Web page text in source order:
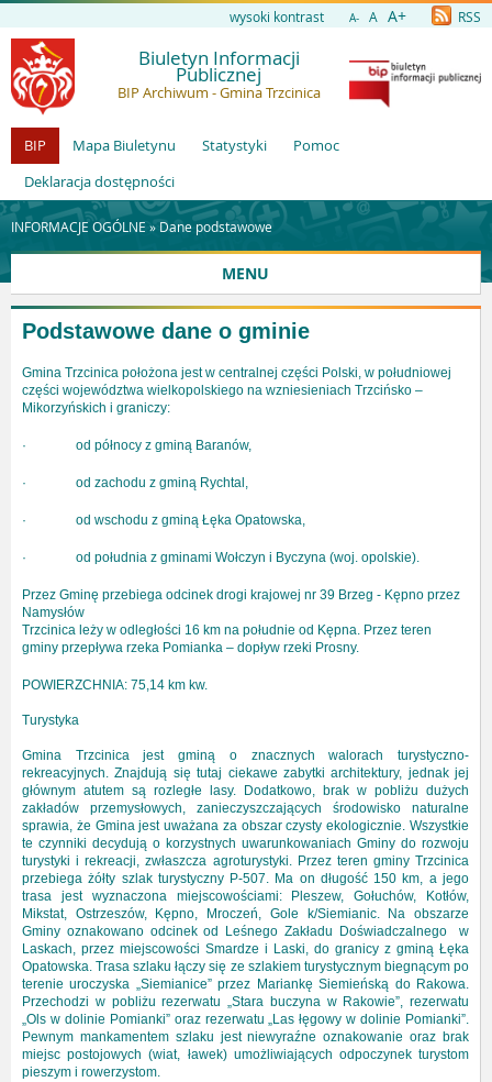
wysoki kontrast A- A A+ RSS
Biuletyn Informacji
Publicznej
BIP Archiwum - Gmina Trzcinica
BIP Mapa Biuletynu Statystyki
Pomoc
Deklaracja dostępności
INFORMACJE OGÓLNE »Dane podstawowe
MENU
Podstawowe dane o gminie
Gmina Trzcinica położona jest w centralnej części Polski, w południowej
części województwa wielkopolskiego na wzniesieniach Trzcińsko –
Mikorzyńskich i graniczy:
· od północy z gminą Baranów,
· od zachodu z gminą Rychtal,
· od wschodu z gminą Łęka Opatowska,
· od południa z gminami Wołczyn i Byczyna (woj. opolskie).
Przez Gminę przebiega odcinek drogi krajowej nr 39 Brzeg - Kępno przez
Namysłów
Trzcinica leży w odległości 16 km na południe od Kępna. Przez teren
gminy przepływa rzeka Pomianka – dopływ rzeki Prosny.
POWIERZCHNIA: 75,14 km kw.
Turystyka
Gmina Trzcinica jest gminą o znacznych walorach turystyczno-
rekreacyjnych. Znajdują się tutaj ciekawe zabytki architektury, jednak jej
głównym atutem są rozległe lasy. Dodatkowo, brak w pobliżu dużych
zakładów przemysłowych, zanieczyszczających środowisko naturalne
sprawia, że Gmina jest uważana za obszar czysty ekologicznie. Wszystkie
te czynniki decydują o korzystnych uwarunkowaniach Gminy do rozwoju
turystyki i rekreacji, zwłaszcza agroturystyki. Przez teren gminy Trzcinica
przebiega żółty szlak turystyczny P-507. Ma on długość 150 km, a jego
trasa jest wyznaczona miejscowościami: Pleszew, Gołuchów, Kotłów,
Mikstat, Ostrzeszów, Kępno, Mroczeń, Gole k/Siemianic. Na obszarze
Gminy oznakowano odcinek od Leśnego Zakładu Doświadczalnego w
Laskach, przez miejscowości Smardze i Laski, do granicy z gminą Łęka
Opatowska. Trasa szlaku łączy się ze szlakiem turystycznym biegnącym po
terenie uroczyska „Siemianice” przez Mariankę Siemieńską do Rakowa.
Przechodzi w pobliżu rezerwatu „Stara buczyna w Rakowie”, rezerwatu
„Ols w dolinie Pomianki” oraz rezerwatu „Las łęgowy w dolinie Pomianki”.
Pewnym mankamentem szlaku jest niewyraźne oznakowanie oraz brak
miejsc postojowych (wiat, ławek) umożliwiających odpoczynek turystom
pieszym i rowerzystom.